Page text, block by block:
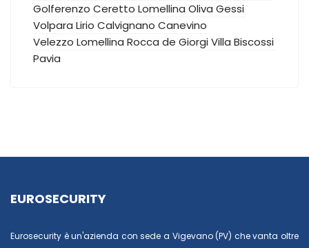
Golferenzo Ceretto Lomellina Oliva Gessi
Volpara Lirio Calvignano Canevino
Velezzo Lomellina Rocca de GiorgiVilla Biscossi
Pavia
EUROSECURITY
Eurosecurity è un'azienda con sede a Vigevano (PV) che vanta oltre